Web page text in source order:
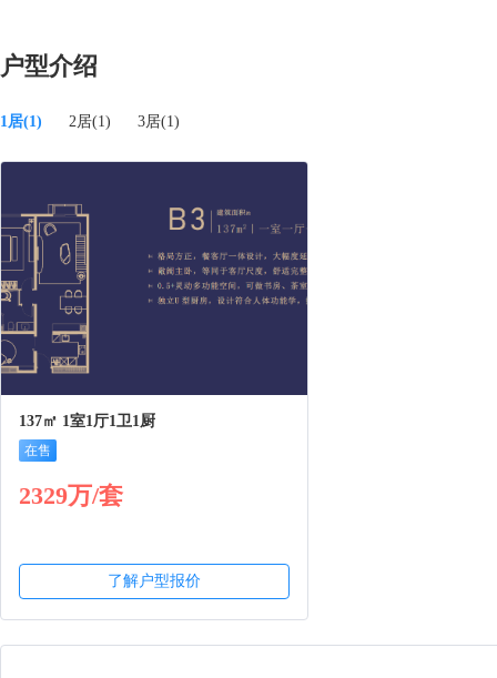
户型介绍
1居(1) 2居(1) 3居(1)
137㎡ 1室1厅1卫1厨
在售
2329万/套
了解户型报价